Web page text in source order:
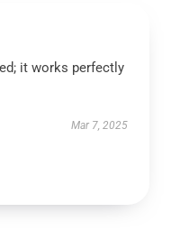
it works perfectly
Mar 7, 2025